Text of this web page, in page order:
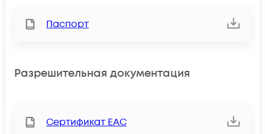
Паспорт
Разрешительная документация
Сертификат ЕАС